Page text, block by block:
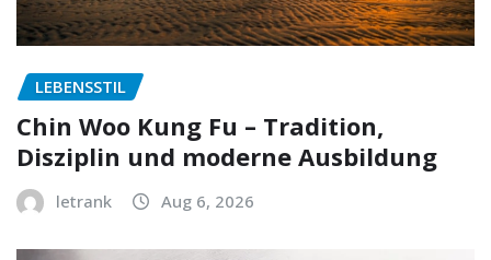
LEBENSSTIL
Chin Woo Kung Fu – Tradition,
Disziplin und moderne Ausbildung
letrank Aug 6, 2026